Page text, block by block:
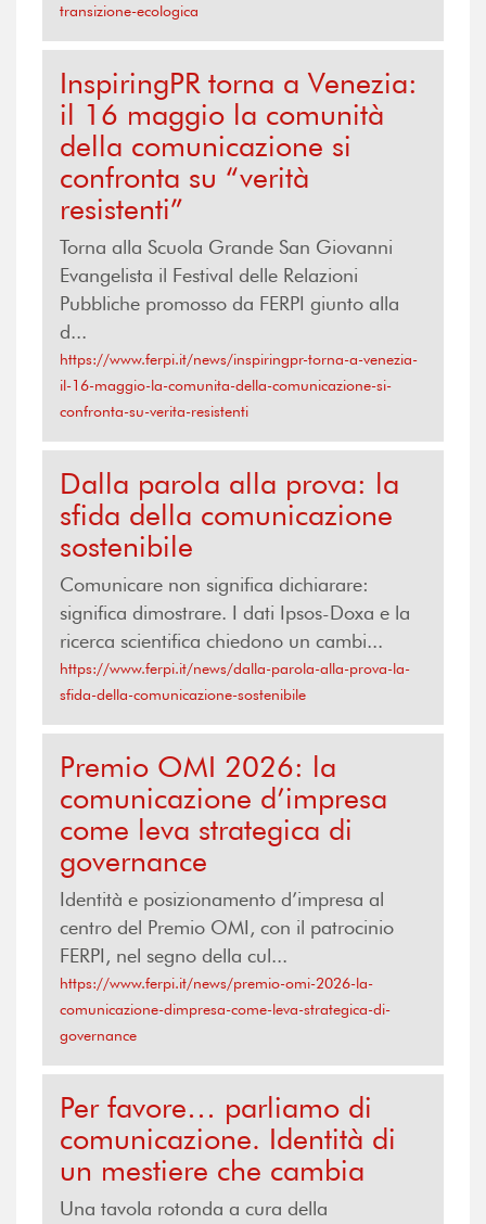
transizione-ecologica
InspiringPR torna a Venezia:
il 16 maggio la comunità
della comunicazione si
confronta su “verità
resistenti”
Torna alla Scuola Grande San Giovanni
Evangelista il Festival delle Relazioni
Pubbliche promosso da FERPI giunto alla
d...
https://www.ferpi.it/news/inspiringpr-torna-a-venezia-
il-16-maggio-la-comunita-della-comunicazione-si-
confronta-su-verita-resistenti
Dalla parola alla prova: la
sfida della comunicazione
sostenibile
Comunicare non significa dichiarare:
significa dimostrare. I dati Ipsos-Doxa e la
ricerca scientifica chiedono un cambi...
https://www.ferpi.it/news/dalla-parola-alla-prova-la-
sfida-della-comunicazione-sostenibile
Premio OMI 2026: la
comunicazione d’impresa
come leva strategica di
governance
Identità e posizionamento d’impresa al
centro del Premio OMI, con il patrocinio
FERPI, nel segno della cul...
https://www.ferpi.it/news/premio-omi-2026-la-
comunicazione-dimpresa-come-leva-strategica-di-
governance
Per favore… parliamo di
comunicazione. Identità di
un mestiere che cambia
Una tavola rotonda a cura della